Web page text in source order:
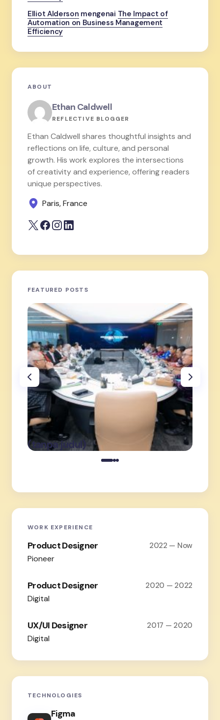
Elliot Alderson mengenai The Impact of
Automation on Business Management
Efficiency
ABOUT
Ethan Caldwell
REFLECTIVE BLOGGER
Ethan Caldwell shares thoughtful insights and
reflections on life, culture, and personal
growth. His work explores the intersections
of creativity and experience, offering readers
unique perspectives.
Paris, France
FEATURED POSTS
(tanpa judul)
oleh Admin
Februari 19,
WORK EXPERIENCE
Product Designer 2022 — Now
Pioneer
Product Designer 2020 — 2022
Digital
UX/UI Designer 2017 — 2020
Digital
TECHNOLOGIES
Figma